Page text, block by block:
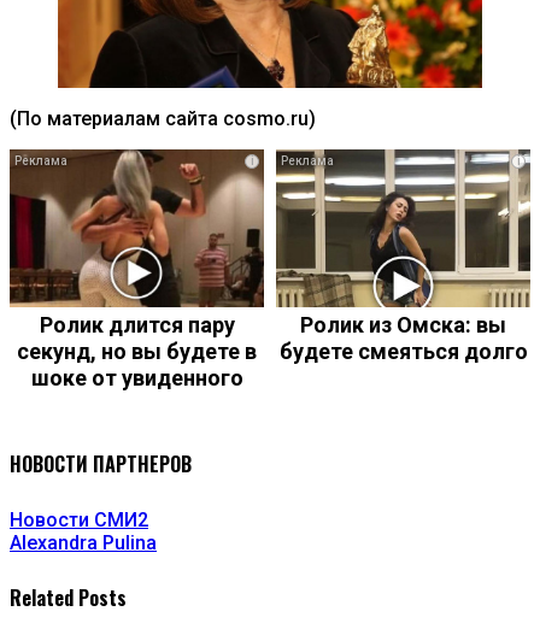
(По материалам сайта cosmo.ru)
i
Ролик длится пару
секунд, но вы будете в
шоке от увиденного
i
Ролик из Омска: вы
будете смеяться долго
НОВОСТИ ПАРТНЕРОВ
Новости СМИ2
Alexandra Pulina
Related Posts